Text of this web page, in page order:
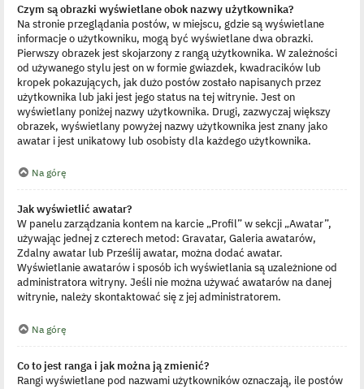
Czym są obrazki wyświetlane obok nazwy użytkownika?
Na stronie przeglądania postów, w miejscu, gdzie są wyświetlane
informacje o użytkowniku, mogą być wyświetlane dwa obrazki.
Pierwszy obrazek jest skojarzony z rangą użytkownika. W zależności
od używanego stylu jest on w formie gwiazdek, kwadracików lub
kropek pokazujących, jak dużo postów zostało napisanych przez
użytkownika lub jaki jest jego status na tej witrynie. Jest on
wyświetlany poniżej nazwy użytkownika. Drugi, zazwyczaj większy
obrazek, wyświetlany powyżej nazwy użytkownika jest znany jako
awatar i jest unikatowy lub osobisty dla każdego użytkownika.
Na górę
Jak wyświetlić awatar?
W panelu zarządzania kontem na karcie „Profil” w sekcji „Awatar”,
używając jednej z czterech metod: Gravatar, Galeria awatarów,
Zdalny awatar lub Prześlij awatar, można dodać awatar.
Wyświetlanie awatarów i sposób ich wyświetlania są uzależnione od
administratora witryny. Jeśli nie można używać awatarów na danej
witrynie, należy skontaktować się z jej administratorem.
Na górę
Co to jest ranga i jak można ją zmienić?
Rangi wyświetlane pod nazwami użytkowników oznaczają, ile postów